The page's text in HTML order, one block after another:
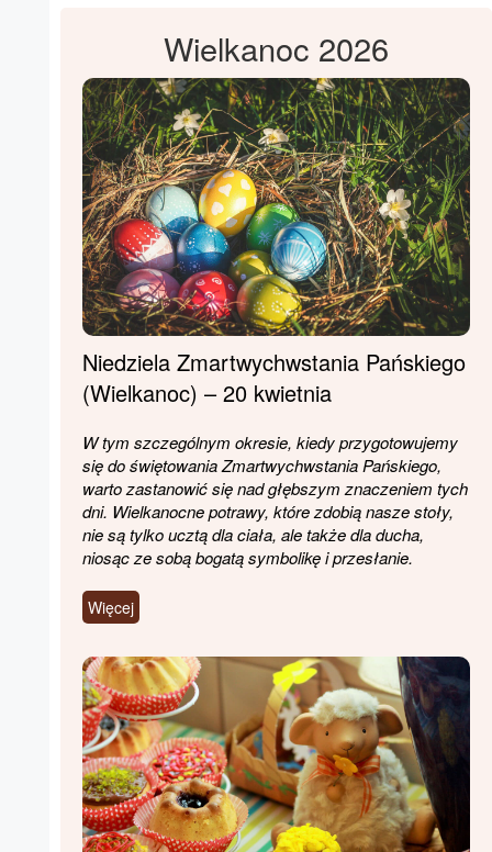
Wielkanoc 2026
Niedziela Zmartwychwstania Pańskiego
(Wielkanoc) – 20 kwietnia
W tym szczególnym okresie, kiedy przygotowujemy
się do świętowania Zmartwychwstania Pańskiego,
warto zastanowić się nad głębszym znaczeniem tych
dni. Wielkanocne potrawy, które zdobią nasze stoły,
nie są tylko ucztą dla ciała, ale także dla ducha,
niosąc ze sobą bogatą symbolikę i przesłanie.
Więcej